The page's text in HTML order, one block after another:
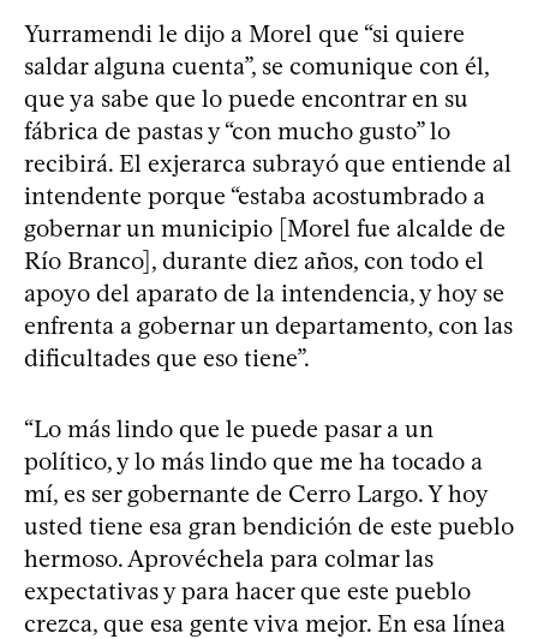
Yurramendi le dijo a Morel que “si quiere
saldar alguna cuenta”, se comunique con él,
que ya sabe que lo puede encontrar en su
fábrica de pastas y “con mucho gusto” lo
recibirá. El exjerarca subrayó que entiende al
intendente porque “estaba acostumbrado a
gobernar un municipio [Morel fue alcalde de
Río Branco], durante diez años, con todo el
apoyo del aparato de la intendencia, y hoy se
enfrenta a gobernar un departamento, con las
dificultades que eso tiene”.
“Lo más lindo que le puede pasar a un
político, y lo más lindo que me ha tocado a
mí, es ser gobernante de Cerro Largo. Y hoy
usted tiene esa gran bendición de este pueblo
hermoso. Aprovéchela para colmar las
expectativas y para hacer que este pueblo
crezca, que esa gente viva mejor. En esa línea